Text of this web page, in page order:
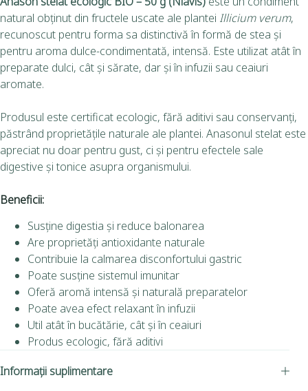
natural obținut din fructele uscate ale plantei Illicium verum,
recunoscut pentru forma sa distinctivă în formă de stea și
pentru aroma dulce-condimentată, intensă. Este utilizat atât în
preparate dulci, cât și sărate, dar și în infuzii sau ceaiuri
aromate.
Produsul este certificat ecologic, fără aditivi sau conservanți,
păstrând proprietățile naturale ale plantei. Anasonul stelat este
apreciat nu doar pentru gust, ci și pentru efectele sale
digestive și tonice asupra organismului.
Beneficii:
Susține digestia și reduce balonarea
Are proprietăți antioxidante naturale
Contribuie la calmarea disconfortului gastric
Poate susține sistemul imunitar
Oferă aromă intensă și naturală preparatelor
Poate avea efect relaxant în infuzii
Util atât în bucătărie, cât și în ceaiuri
Produs ecologic, fără aditivi
Informații suplimentare